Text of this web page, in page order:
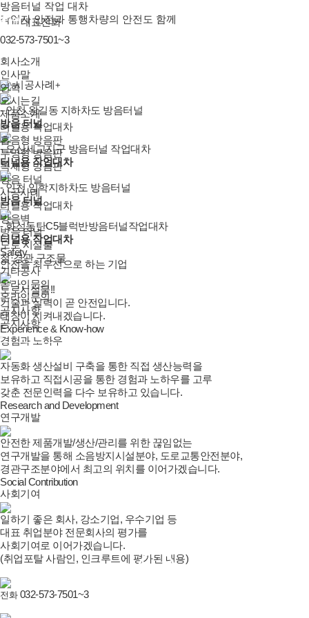
대표전화
032-573-7501~3
회사소개
인사말
연혁
오시는길
제품소개
터널용 작업대차
흡음형 방음판
투명형 방음판
목재형 방음판
방음 터널
시공사례
터널용 작업대차
방음벽
방음 터널
도로 시설물
철·경관 구조물
기타공사
온라인문의
온라인문의
공지사항
공지사항
방음터널 작업 대차
작업자 안전과 통행차량의 안전도 함께
시공사례+
- 인천 왕길동 지하차도 방음터널
방음 터널
- 오산세교지구 방음터널 작업대차
터널용 작업대차
- 인천 임학지하차도 방음터널
방음 터널
- 화성동탄C5블럭반방음터널작업대차
터널용 작업대차
Safety
안전을 최우선으로 하는 기업
도로시설물!!
기술과 실력이 곧 안전입니다.
태창이 지켜내겠습니다.
Experience & Know-how
경험과 노하우
자동화 생산설비 구축을 통한 직접 생산능력을
보유하고 직접시공을 통한 경험과 노하우를 고루
갖춘 전문인력을 다수 보유하고 있습니다.
Research and Development
연구개발
안전한 제품개발/생산/관리를 위한 끊임없는
연구개발을 통해 소음방지시설분야, 도로교통안전분야,
경관구조분야에서 최고의 위치를 이어가겠습니다.
Social Contribution
사회기여
일하기 좋은 회사, 강소기업, 우수기업 등
대표 취업분야 전문회사의 평가를
사회기여로 이어가겠습니다.
(취업포탈 사람인, 인크루트에 평가된 내용)
전화 032-573-7501~3